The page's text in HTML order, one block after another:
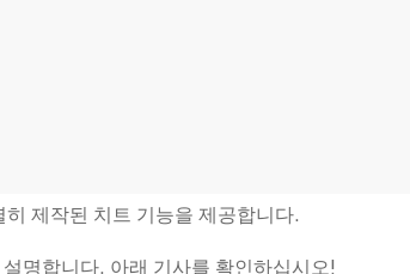
제작된 치트 기능을 제공합니다.
명합니다. 아래 기사를 확인하십시오!